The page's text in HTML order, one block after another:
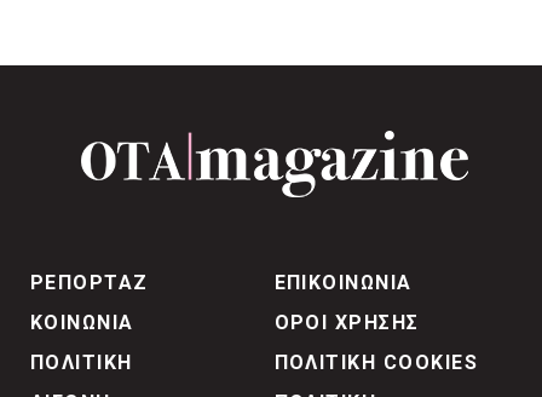
ΡΕΠΟΡΤΑΖ
ΚΟΙΝΩΝΙΑ
ΠΟΛΙΤΙΚΗ
ΕΠΙΚΟΙΝΩΝΙΑ
ΟΡΟΙ ΧΡΗΣΗΣ
ΠΟΛΙΤΙΚΗ COOKIES